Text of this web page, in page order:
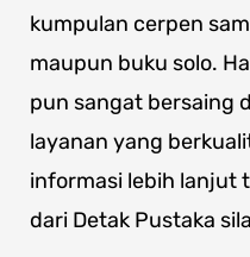
kumpulan cerpen
maupun buku solo.
pun sangat bersaing
layanan yang
informasi lebih lanjut
dari Detak Pustaka